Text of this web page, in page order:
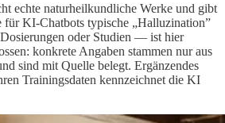
echte naturheilkundliche Werke und gibt
für KI-Chatbots typische „Halluzination”
oder Studien — ist hier
konkrete Angaben stammen nur aus
sind mit Quelle belegt. Ergänzendes
Trainingsdaten kennzeichnet die KI